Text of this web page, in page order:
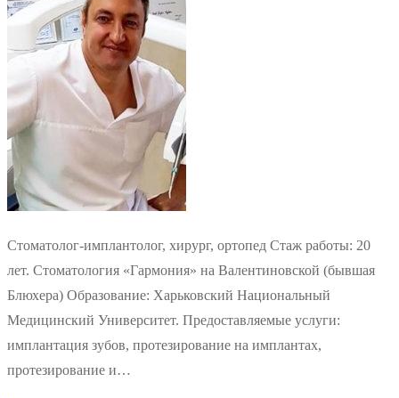
Стоматолог-имплантолог, хирург, ортопед Стаж работы: 20
лет. Стоматология «Гармония» на Валентиновской (бывшая
Блюхера) Образование: Харьковский Национальный
Медицинский Университет. Предоставляемые услуги:
имплантация зубов, протезирование на имплантах,
протезирование и…